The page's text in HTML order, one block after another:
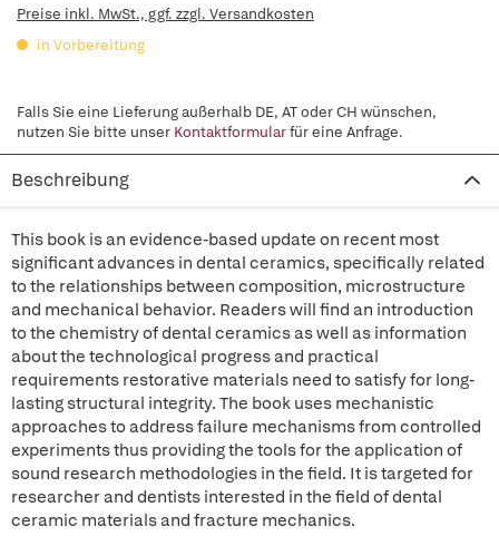
Preise inkl. MwSt., ggf. zzgl. Versandkosten
in Vorbereitung
Falls Sie eine Lieferung außerhalb DE, AT oder CH wünschen,
nutzen Sie bitte unser Kontaktformularfür eine Anfrage.
Beschreibung
This book is an evidence-based update on recent most
significant advances in dental ceramics, specifically related
to the relationships between composition, microstructure
and mechanical behavior. Readers will find an introduction
to the chemistry of dental ceramics as well as information
about the technological progress and practical
requirements restorative materials need to satisfy for long-
lasting structural integrity. The book uses mechanistic
approaches to address failure mechanisms from controlled
experiments thus providing the tools for the application of
sound research methodologies in the field. It is targeted for
researcher and dentists interested in the field of dental
ceramic materials and fracture mechanics.